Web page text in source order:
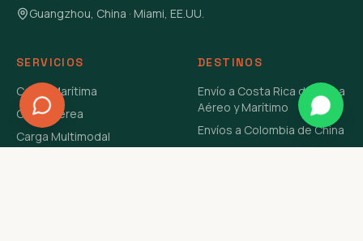
Guangzhou, China · Miami, EE.UU.
SERVICIOS
Carga Marítima
Carga Aérea
Carga Multimodal
DESTINOS
Envío a Costa Rica de China
Aéreo y Marítimo
Envíos a Colombia de China